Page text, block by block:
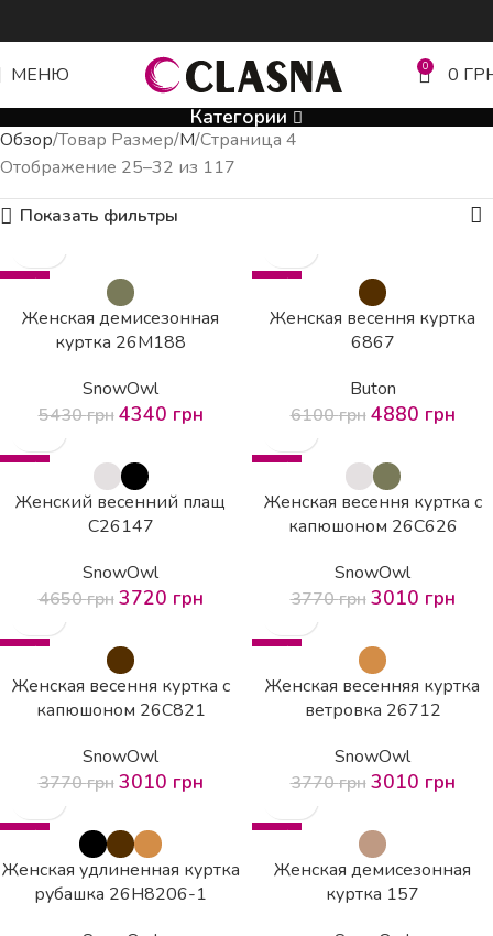
МЕНЮ 0 0
Категории
Обзор Товар Размер M Страница 4
Отображение 25–32 из 117
Показать фильтры
-20%
Женская демисезонная
куртка 26М188
SnowOwl
5430грн 4340 грн
-20%
Женская весення куртка
6867
Buton
6100грн 4880 грн
-20%
Женский весенний плащ
C26147
SnowOwl
4650грн 3720 грн
-20%
Женская весення куртка с
капюшоном 26С626
SnowOwl
3770грн 3010 грн
-20%
Женская весення куртка с
капюшоном 26С821
SnowOwl
3770грн 3010 грн
-20%
Женская весенняя куртка
ветровка 26712
SnowOwl
3770грн 3010 грн
-20%
Женская удлиненная куртка
рубашка 26H8206-1
-20%
Женская демисезонная
куртка 157